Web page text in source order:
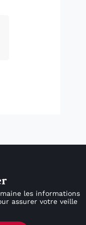
les informations
assurer votre veille